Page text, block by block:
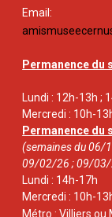
Email:
Permanence du
Lundi : 12h-13h ;
Mercredi : 10h-
Permanence du
(semaines du
09/02/26 ; 09/
Lundi : 14h-17h
Mercredi : 10h-
Métro : Villiers ou